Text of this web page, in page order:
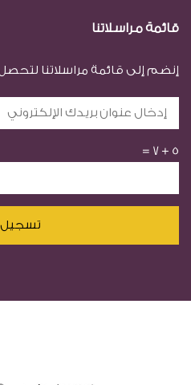
قائمة مراسلاتنا
إنضم إلى قائمة مراسلاتنا لتحصل
5
+
7
=